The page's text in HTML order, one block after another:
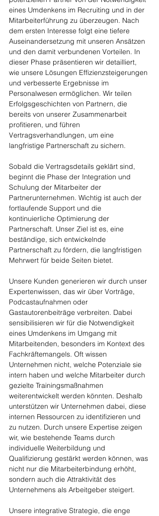
eines Umdenkens im Recruiting und in der
Mitarbeiterführung zu überzeugen. Nach
dem ersten Interesse folgt eine tiefere
Auseinandersetzung mit unseren Ansätzen
und den damit verbundenen Vorteilen. In
dieser Phase präsentieren wir detailliert,
wie unsere Lösungen Effizienzsteigerungen
und verbesserte Ergebnisse im
Personalwesen ermöglichen. Wir teilen
Erfolgsgeschichten von Partnern, die
bereits von unserer Zusammenarbeit
profitieren, und führen
Vertragsverhandlungen, um eine
langfristige Partnerschaft zu sichern.
Sobald die Vertragsdetails geklärt sind,
beginnt die Phase der Integration und
Schulung der Mitarbeiter der
Partnerunternehmen. Wichtig ist auch der
fortlaufende Support und die
kontinuierliche Optimierung der
Partnerschaft. Unser Ziel ist es, eine
beständige, sich entwickelnde
Partnerschaft zu fördern, die langfristigen
Mehrwert für beide Seiten bietet.
Unsere Kunden generieren wir durch unser
Expertenwissen, das wir über Vorträge,
Podcastaufnahmen oder
Gastautorenbeiträge verbreiten. Dabei
sensibilisieren wir für die Notwendigkeit
eines Umdenkens im Umgang mit
Mitarbeitenden, besonders im Kontext des
Fachkräftemangels. Oft wissen
Unternehmen nicht, welche Potenziale sie
intern haben und welche Mitarbeiter durch
gezielte Trainingsmaßnahmen
weiterentwickelt werden könnten. Deshalb
unterstützen wir Unternehmen dabei, diese
internen Ressourcen zu identifizieren und
zu nutzen. Durch unsere Expertise zeigen
wir, wie bestehende Teams durch
individuelle Weiterbildung und
Qualifizierung gestärkt werden können, was
nicht nur die Mitarbeiterbindung erhöht,
sondern auch die Attraktivität des
Unternehmens als Arbeitgeber steigert.
Unsere integrative Strategie, die enge